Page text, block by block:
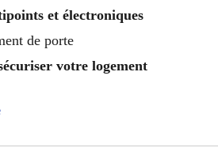
et électroniques
de porte
votre logement